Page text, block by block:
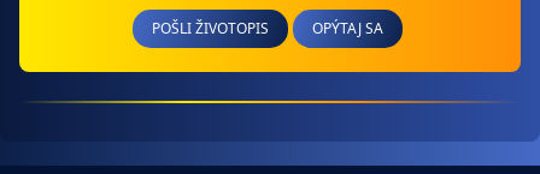
OPÝTAJ SA
POŠLI ŽIVOTOPIS